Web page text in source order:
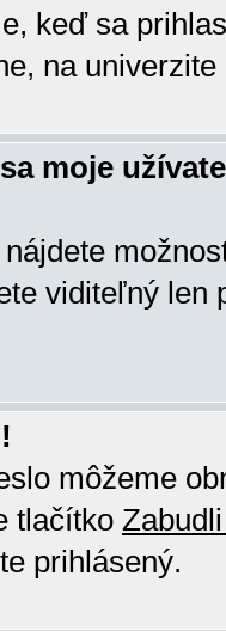
keď sa
na univerzite
moje
nájdete
viditeľný len
môžeme
tlačítko
prihlásený.